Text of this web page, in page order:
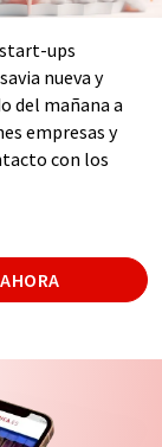
ups
nueva y
del mañana a
empresas y
con los